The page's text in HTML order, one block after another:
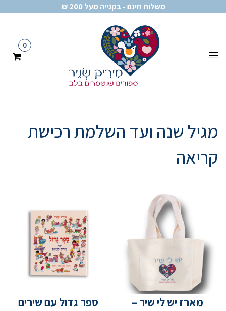
משלוח חינם - בקנייה מעל 200 ₪
0
מגיל שנה ועד השלמת רכישת
קריאה
מארז יש לי שיר –
ספר גדול עם שירים